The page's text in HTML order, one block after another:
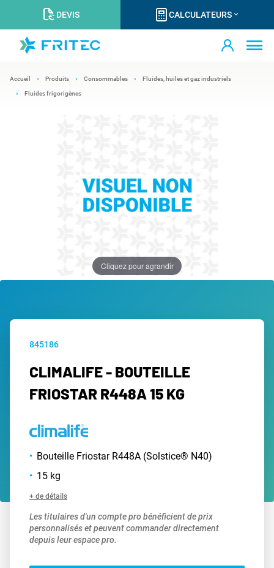
DEVIS CALCULATEURS
Accueil Produits Consommables Fluides, huiles et gaz industriels
Fluides frigorigènes
Cliquez pour agrandir
845186
CLIMALIFE - BOUTEILLE
FRIOSTAR R448A 15 KG
Bouteille Friostar R448A (Solstice® N40)
15 kg
+ de détails
Les titulaires d'un compte pro bénéficient de prix
personnalisés et peuvent commander directement
depuis leur espace pro.